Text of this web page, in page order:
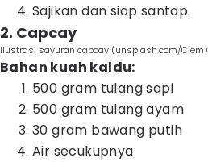
Sajikan dan siap santap.
2. Capcay
Ilustrasi sayuran capcay (unsplash.com/Clem
Bahan kuah kaldu:
500 gram tulang sapi
500 gram tulang ayam
30 gram bawang putih
Air secukupnya